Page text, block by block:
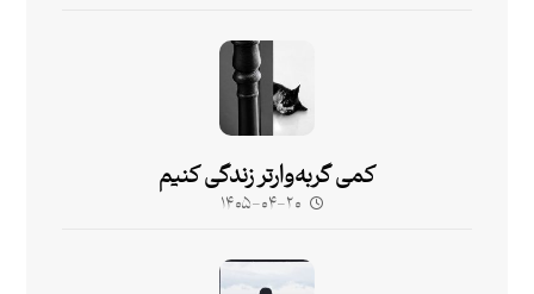
کمی گربه‌وارتر زندگی کنیم
۱۴۰۵-۰۴-۲۰